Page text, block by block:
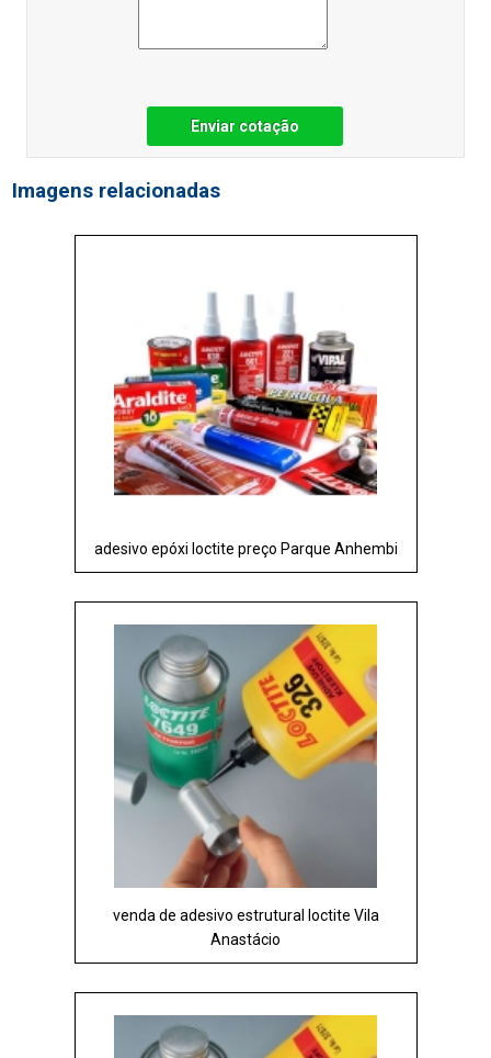
Enviar cotação
Imagens relacionadas
adesivo epóxi loctite preço Parque Anhembi
venda de adesivo estrutural loctite Vila
Anastácio